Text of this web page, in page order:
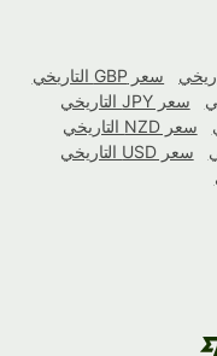
سعر GBP التاريخي
سعر JPY التاريخي
سعر NZD التاريخي
سعر USD التاريخي